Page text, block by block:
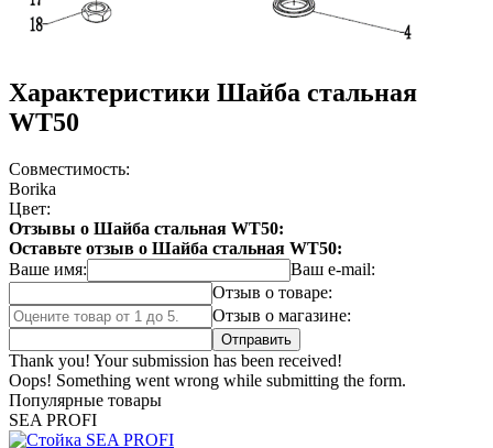
Характеристики Шайба стальная
WT50
Совместимость:
Borika
Цвет:
Отзывы о Шайба стальная WT50:
Оставьте отзыв о Шайба стальная WT50:
Ваше имя:
Ваш e-mail:
Отзыв о товаре:
Отзыв о магазине:
Thank you! Your submission has been received!
Oops! Something went wrong while submitting the form.
Популярные товары
SEA PROFI